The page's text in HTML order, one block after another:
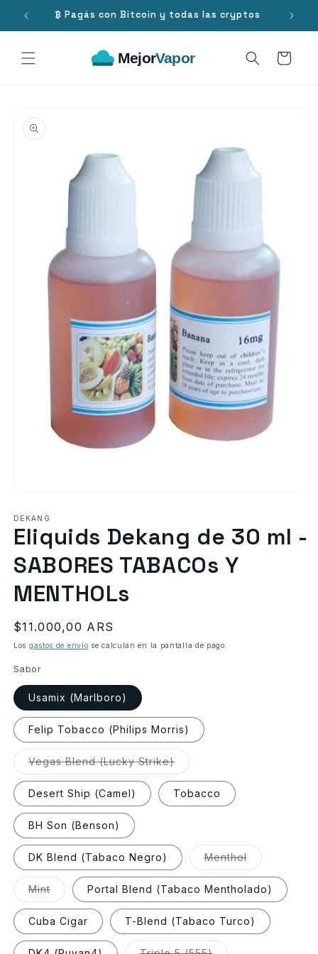
directamente
al contenido
₿ Pagás con Bitcoin y todas las cryptos
Carrito
a la
información
multimedia
1
en
ventana
modal
DEKANG
Eliquids Dekang de 30 ml -
SABORES TABACOs Y
MENTHOLs
Precio
habitual
$11.000,00 ARS
Los gastos de envío se calculan en la pantalla de pago.
Sabor
Usamix (Marlboro)
Felip Tobacco (Philips Morris)
Vegas Blend (Lucky Strike)Variante
agotada
o
no
disponible
Desert Ship (Camel) Tobacco
BH Son (Benson)
DK Blend (Tabaco Negro) MentholVariante
agotada
o
no
disponible
MintVariante
agotada
o
no
disponible
Portal Blend (Tabaco Mentholado)
Cuba Cigar T-Blend (Tabaco Turco)